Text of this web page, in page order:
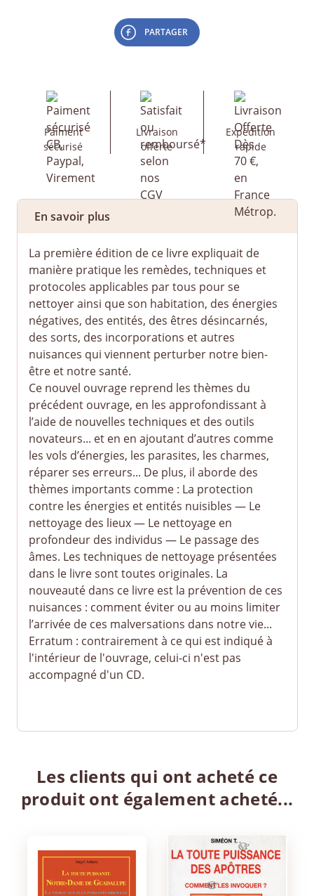
PARTAGER
Paiment
sécurisé
Livraison
offerte
Expédition
rapide
En savoir plus
La première édition de ce livre expliquait de
manière pratique les remèdes, techniques et
protocoles applicables par tous pour se
nettoyer ainsi que son habitation, des énergies
négatives, des entités, des êtres désincarnés,
des sorts, des incorporations et autres
nuisances qui viennent perturber notre bien-
être et notre santé.
Ce nouvel ouvrage reprend les thèmes du
précédent ouvrage, en les approfondissant à
l’aide de nouvelles techniques et des outils
novateurs... et en en ajoutant d’autres comme
les vols d’énergies, les parasites, les charmes,
réparer ses erreurs... De plus, il aborde des
thèmes importants comme : La protection
contre les énergies et entités nuisibles — Le
nettoyage des lieux — Le nettoyage en
profondeur des individus — Le passage des
âmes. Les techniques de nettoyage présentées
dans le livre sont toutes originales. La
nouveauté dans ce livre est la prévention de ces
nuisances : comment éviter ou au moins limiter
l’arrivée de ces malversations dans notre vie...
Erratum : contrairement à ce qui est indiqué à
l'intérieur de l'ouvrage, celui-ci n'est pas
accompagné d'un CD.
Les clients qui ont acheté ce
produit ont également acheté...